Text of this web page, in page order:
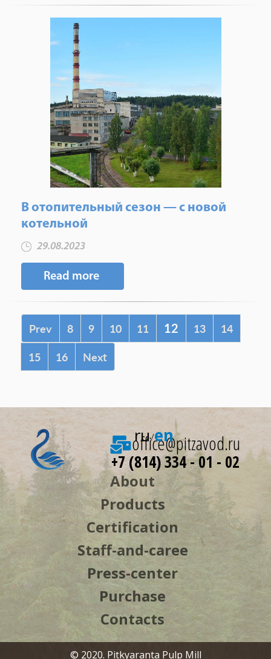
В отопительный сезон — с новой
котельной
29.08.2023
Read more
Prev 8 9 10 11 12 13
14
15
16 Next
office@pitzavod.ru
+7 (814) 334 - 01 - 02
ru/en
About
Products
Certification
Staff-and-caree
Press-center
Purchase
Contacts
© 2020. Pitkyaranta Pulp Mill